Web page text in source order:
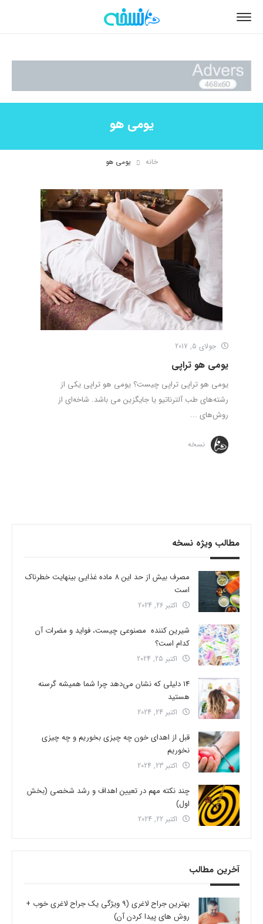
يومی هو
خانه يومی هو
جولای 5, 2017
يومی هو تراپی
يومی هو تراپی تراپی چيست؟ يومی هو تراپی یکی از
رشته‌های طب آلترناتیو یا جایگزین می باشد. شاخه‌ای از
روش‌های ...
نسخه
مطالب ویژه نسخه
مصرف بیش از حد این 8 ماده غذایی بینهایت خطرناک
است
اکتبر 26, 2024
شیرین کننده مصنوعی چیست، فواید و مضرات آن
کدام است؟
اکتبر 25, 2024
14 دلیلی که نشان می‌دهد چرا شما همیشه گرسنه
هستید
اکتبر 24, 2024
قبل از اهدای خون چه چیزی بخوریم و چه چیزی
نخوریم
اکتبر 23, 2024
چند نکته مهم در تعیین اهداف و رشد شخصی (بخش
اول)
اکتبر 22, 2024
آخرین مطالب
بهترین جراح لاغری (9 ویژگی یک جراح لاغری خوب +
روش های پیدا کردن آن)